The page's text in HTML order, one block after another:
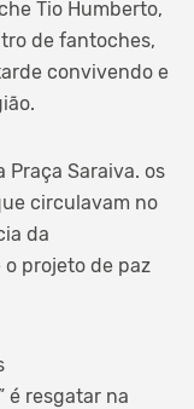
Tio Humberto,
de fantoches,
convivendo e
Praça Saraiva. os
circulavam no
da
projeto de paz
é resgatar na